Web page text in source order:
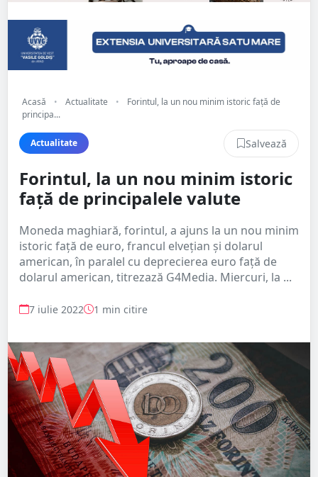
Acasă • Actualitate •
Forintul, la un nou minim istoric faţă de
principa...
Actualitate Salvează
Forintul, la un nou minim istoric
faţă de principalele valute
Moneda maghiară, forintul, a ajuns la un nou minim
istoric faţă de euro, francul elveţian şi dolarul
american, în paralel cu deprecierea euro faţă de
dolarul american, titrezază G4Media. Miercuri, la ...
7 iulie 2022 1 min citire